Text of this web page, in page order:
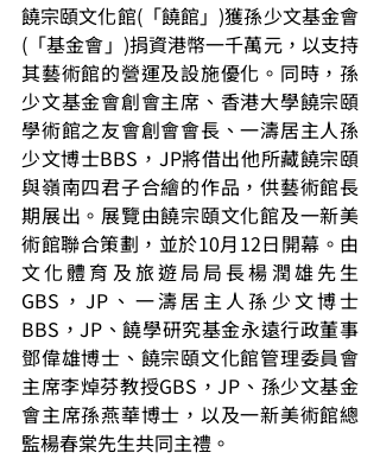
饒宗頤文化館(「饒館」)獲孫少文基金會
(「基金會」)捐資港幣一千萬元，以支持
其藝術館的營運及設施優化。同時，孫
少文基金會創會主席、香港大學饒宗頤
學術館之友會創會會長、一濤居主人孫
少文博士BBS，JP將借出他所藏饒宗頤
與嶺南四君子合繪的作品，供藝術館長
期展出。展覽由饒宗頤文化館及一新美
術館聯合策劃，並於10月12日開幕。由
文化體育及旅遊局局長楊潤雄先生
GBS，JP 、一濤居主人孫少文博士
BBS，JP、饒學研究基金永遠行政董事
鄧偉雄博士、饒宗頤文化館管理委員會
主席李焯芬教授GBS，JP 、孫少文基金
會主席孫燕華博士，以及一新美術館總
監楊春棠先生共同主禮。